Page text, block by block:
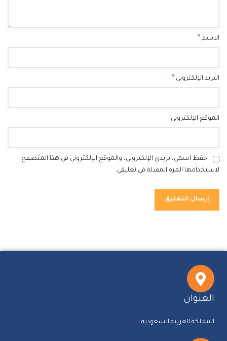
الاسم *
البريد الإلكتروني *
الموقع الإلكتروني
احفظ اسمي، بريدي الإلكتروني، والموقع الإلكتروني في هذا المتصفح
لاستخدامها المرة المقبلة في تعليقي.
العنوان
المملكه العربيه السعوديه